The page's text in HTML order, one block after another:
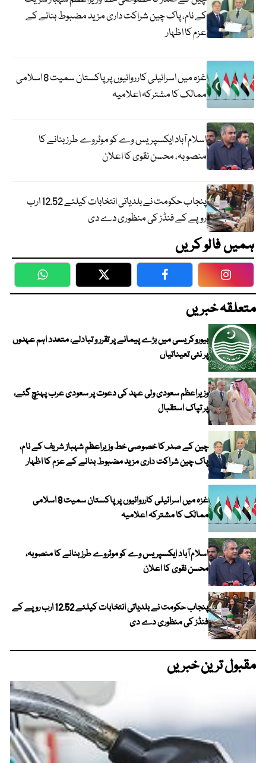
کے نام، پاک چین شراکت داری مزید مضبوط بنانے کے
عزم کا اظہار
غزہ میں اسرائیلی کارروائیوں پر پاکستان سمیت 8 اسلامی
ممالک کا مشترکہ اعلامیہ
اسلام آباد ایکسپریس وے کو موٹروے طرز بنانے کا
منصوبہ، محسن نقوی کا اعلان
پنجاب حکومت نے بلدیاتی انتخابات کیلئے 12.52 ارب
روپے کے فنڈز کی منظوری دے دی
ہمیں فالو کریں
WhatsApp Twitter Facebook
متعلقہ خبریں
بیوروکریسی میں بڑے پیمانے پر تقرر و تبادلے، متعدد اہم عہدوں
پر نئی تعیناتیاں
وزیراعظم سعودی ولی عہد کی دعوت پر سعودی عرب پہنچ گئے،
پر تپاک استقبال
چین کے صدر کا خصوصی خط وزیراعظم شہباز شریف کے نام،
پاک چین شراکت داری مزید مضبوط بنانے کے عزم کا اظہار
غزہ میں اسرائیلی کارروائیوں پر پاکستان سمیت 8 اسلامی
ممالک کا مشترکہ اعلامیہ
اسلام آباد ایکسپریس وے کو موٹروے طرز بنانے کا منصوبہ،
محسن نقوی کا اعلان
پنجاب حکومت نے بلدیاتی انتخابات کیلئے 12.52 ارب روپے کے
فنڈز کی منظوری دے دی
مقبول ترین خبریں